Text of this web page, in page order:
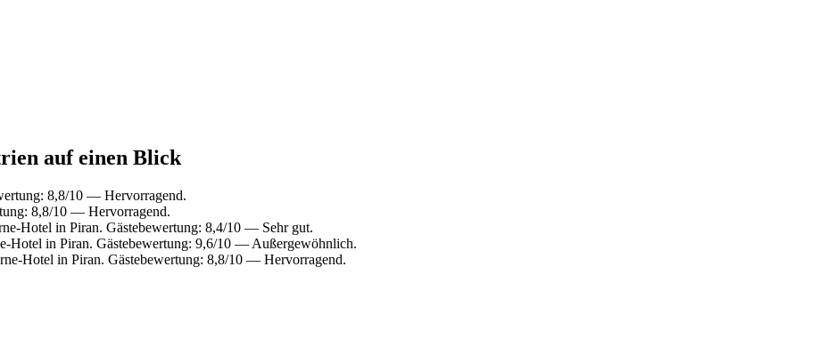
auf einen Blick
8,8/10 — Hervorragend.
8,8/10 — Hervorragend.
Hotel in Piran. Gästebewertung: 8,4/10 — Sehr gut.
Hotel in Piran. Gästebewertung: 9,6/10 — Außergewöhnlich.
Hotel in Piran. Gästebewertung: 8,8/10 — Hervorragend.